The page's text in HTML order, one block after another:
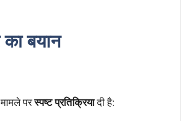
बयान
परस्पष्ट प्रतिक्रियादी है: